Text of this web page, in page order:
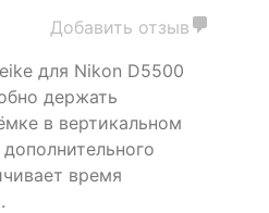
Добавить отзыв
для Nikon D5500
держать
в вертикальном
время